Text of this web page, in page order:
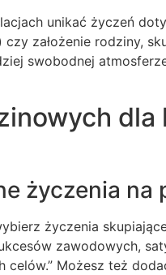
unikać życzeń
założenie rodziny,
swobodnej
życzenia na
życzenia
zawodowych,
Możesz też